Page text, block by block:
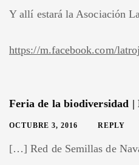
Y allí estará la Asociación
https://m.facebook.com/
Feria de la biodiversidad |
OCTUBRE 3, 2016 REPLY
[…] Red de Semillas de